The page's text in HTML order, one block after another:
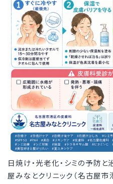
日焼け・光老化・シミの予防
屋みなとクリニック（名古屋市